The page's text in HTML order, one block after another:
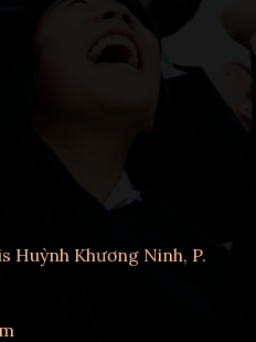
Huỳnh Khương Ninh, P.